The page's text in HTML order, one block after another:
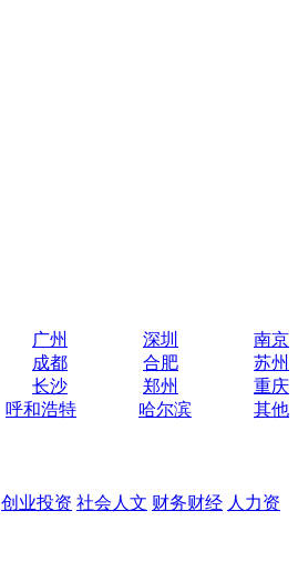
广州 深圳
南京
成都 合肥
苏州
长沙 郑州
重庆
呼和浩特 哈尔滨
其他
创业投资 社会人文 财务财经 人力资